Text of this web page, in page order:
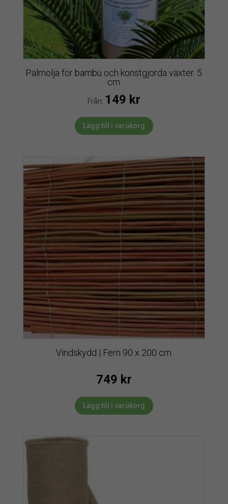
Palmolja för bambu och konstgjorda växter. 5
cm
Från: 149 kr
Lägg till i varukorg
Vindskydd | Fern 90 x 200 cm
749 kr
Lägg till i varukorg